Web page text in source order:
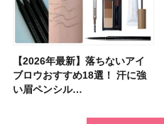
【2026年最新】落ちないアイ
ブロウおすすめ18選！ 汗に強
い眉ペンシル…
【2026夏】「ハリ・たるみケ
ア」ランキングTOP5！＜マキ
アビューティ…
【2026年最新】落ちないアイ
ブロウおすすめ18選！ 汗に強
い眉ペンシル…
【2026年】ボディ用日焼け止
めUVのおすすめ20選！ この夏
注目の人気…
【板野友美さんの美活】「最
近、下の歯の矯正を再開したん
です」オーラルケア…
【2026年夏】小顔に見えるボ
ブの髪型37選！ レイヤー・切
りっぱなしな…
石井美保さん祝50歳！ アニバ
ーサリーイベントに込めた思
い、今夢中なボデ…
【全色レビュー】ケイト メロ
ウブラウンアイズ限定色追加！
イエベ・ブルベ別…